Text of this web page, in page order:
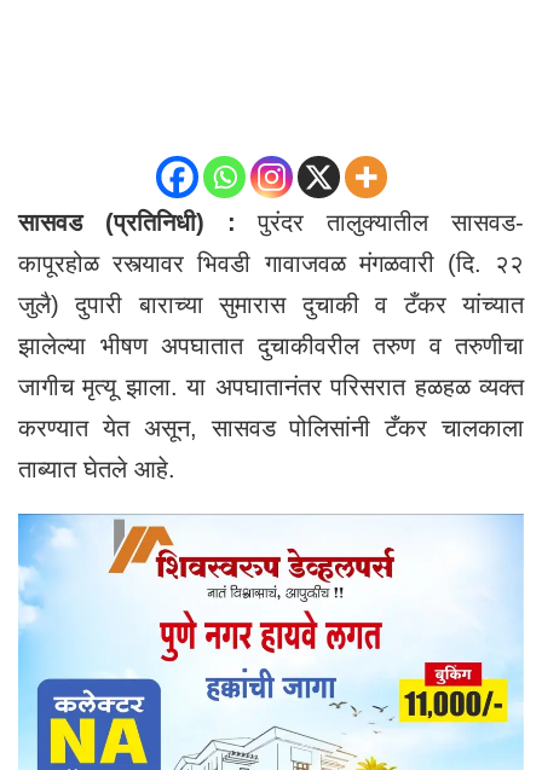
सासवड (प्रतिनिधी) : पुरंदर तालुक्यातील सासवड-
कापूरहोळ रस्त्यावर भिवडी गावाजवळ मंगळवारी (दि. २२
जुलै) दुपारी बाराच्या सुमारास दुचाकी व टँकर यांच्यात
झालेल्या भीषण अपघातात दुचाकीवरील तरुण व तरुणीचा
जागीच मृत्यू झाला. या अपघातानंतर परिसरात हळहळ व्यक्त
करण्यात येत असून, सासवड पोलिसांनी टँकर चालकाला
ताब्यात घेतले आहे.